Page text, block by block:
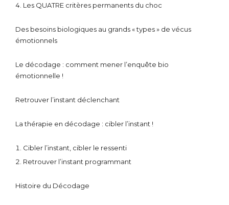
Les QUATRE critères permanents du choc
Des besoins biologiques au grands « types » de vécus
émotionnels
Le décodage : comment mener l’enquête bio
émotionnelle !
Retrouver l’instant déclenchant
La thérapie en décodage : cibler l’instant !
Cibler l’instant, cibler le ressenti
Retrouver l’instant programmant
Histoire du Décodage